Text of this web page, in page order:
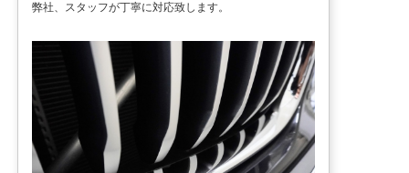
弊社、スタッフが丁寧に対応致します。